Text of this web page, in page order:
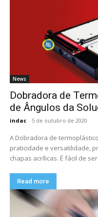
News
Dobradora de
de Ângulos da
indac - 5 de outubro de 2020
A Dobradora de
praticidade e versatilidade,
chapas acrílicas. É fácil de
Read more